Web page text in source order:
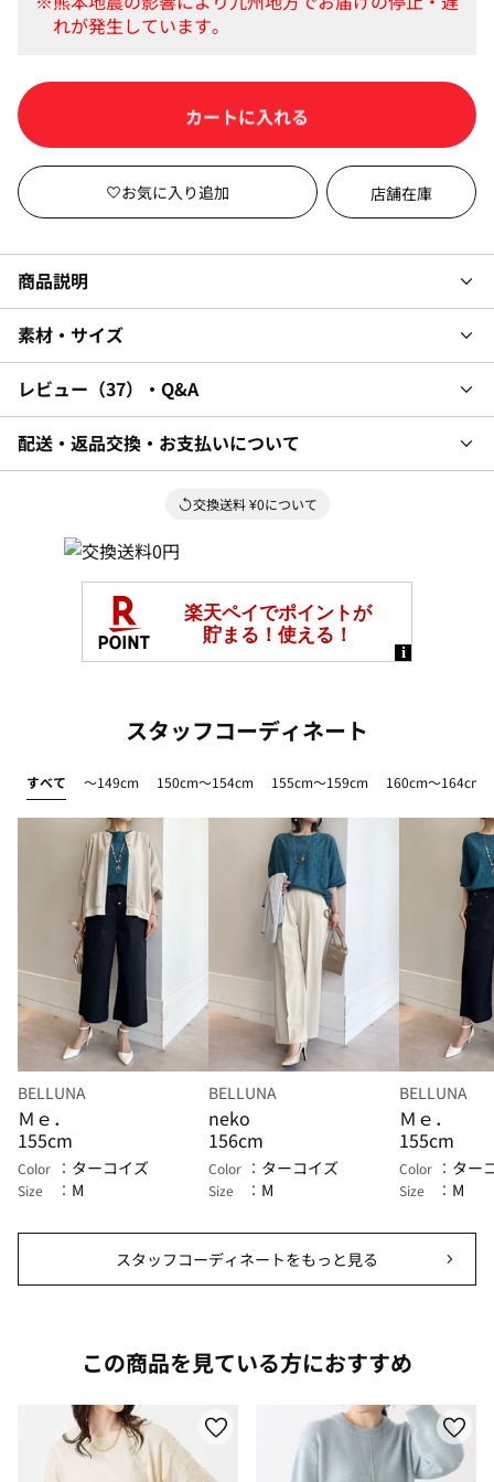
カートに入れる
店舗在庫
商品説明
素材・サイズ
レビュー 37 ・Q&A
配送・返品交換・お支払いについて
交換送料 ¥0について
スタッフコーディネート
すべて ～149cm 150cm～154cm 155cm～159cm 160cm～164cm
BELLUNA
Ｍｅ．
155cm
Color ターコイズ
Size M
BELLUNA
neko
156cm
Color ターコイズ
Size M
BELLUNA
Ｍｅ．
155cm
Color ター
Size M
スタッフコーディネートをもっと見る
この商品を見ている方におすすめ